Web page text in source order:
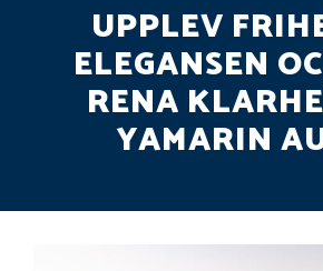
UPPLEV
ELEGANSEN
RENA
YAMARIN